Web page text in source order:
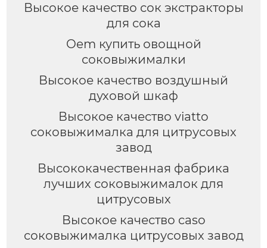
Высокое качество сок экстракторы
для сока
Oem купить овощной
соковыжималки
Высокое качество воздушный
духовой шкаф
Высокое качество viatto
соковыжималка для цитрусовых
завод
Высококачественная фабрика
лучших соковыжималок для
цитрусовых
Высокое качество caso
соковыжималка цитрусовых завод